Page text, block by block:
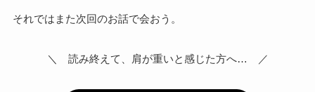
それではまた次回のお話で会おう。
＼ 読み終えて、肩が重いと感じた方へ… ／